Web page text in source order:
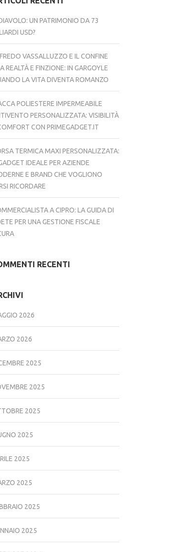
UN PATRIMONIO DA 73
USD?
VASSALLUZZO E IL CONFINE
REALTÀ E FINZIONE: IN GARGOYLE
LA VITA DIVENTA ROMANZO
POLIESTERE IMPERMEABILE
PERSONALIZZATA: VISIBILITÀ
CON PRIMEGADGET.IT
TERMICA MAXI PERSONALIZZATA:
IDEALE PER AZIENDE
E BRAND CHE VOGLIONO
RICORDARE
A CIPRO: LA GUIDA DI
PER UNA GESTIONE FISCALE
RECENTI
2026
2026
2025
2025
2025
2025
2025
2025
2025
2025